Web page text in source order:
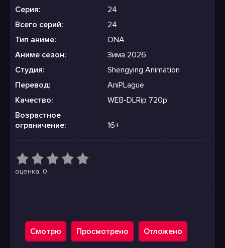
Серия:
24
Всего серий:
24
Тип аниме:
ONA
Аниме сезон:
Зима 2026
Студия:
Shengying Animation
Перевод:
AniPLague
Качество:
WEB-DLRip 720p
Возрастное
ограничение:
16+
оценка: 0
Смотрю Просмотрено Отложено